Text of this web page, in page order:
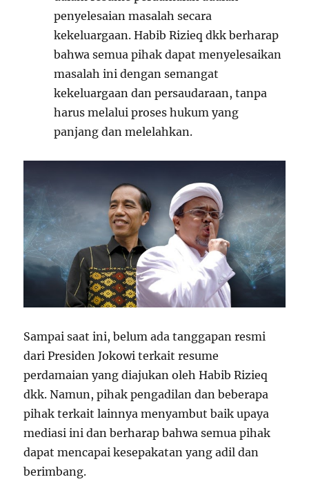
penyelesaian masalah secara
kekeluargaan. Habib Rizieq dkk berharap
bahwa semua pihak dapat menyelesaikan
masalah ini dengan semangat
kekeluargaan dan persaudaraan, tanpa
harus melalui proses hukum yang
panjang dan melelahkan.
Sampai saat ini, belum ada tanggapan resmi
dari Presiden Jokowi terkait resume
perdamaian yang diajukan oleh Habib Rizieq
dkk. Namun, pihak pengadilan dan beberapa
pihak terkait lainnya menyambut baik upaya
mediasi ini dan berharap bahwa semua pihak
dapat mencapai kesepakatan yang adil dan
berimbang.